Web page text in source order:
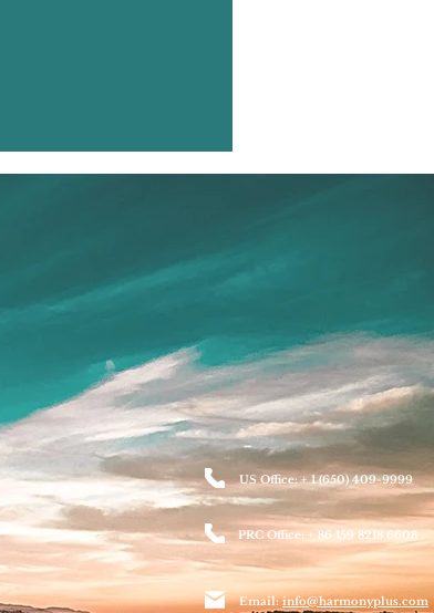
US Office: + 1 (650) 409-9999
PRC Office: + 86 159 8218 6608
Email:info@harmonyplus.com